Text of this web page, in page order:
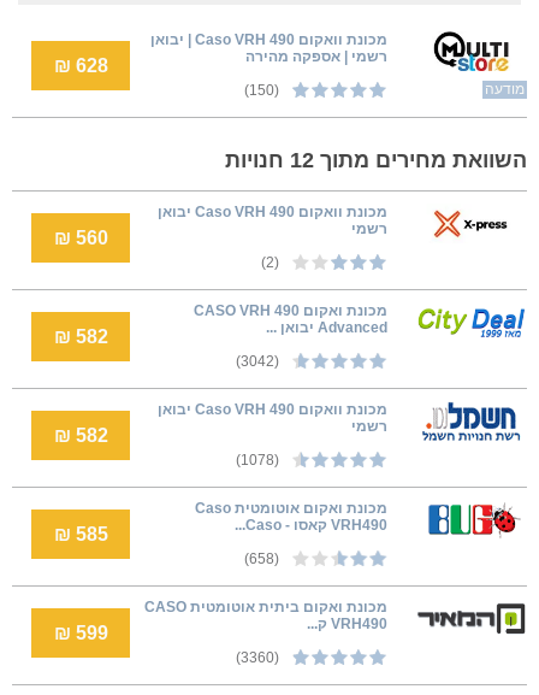
מודעה
‏מכונת וואקום Caso VRH 490 | יבואן
רשמי | אספקה מהירה
(150)
628 ₪
השוואת מחירים מתוך 12 חנויות
‏מכונת וואקום Caso VRH 490 יבואן
רשמי
(2)
560 ₪
מכונת ואקום CASO VRH 490
Advanced יבואן ...
(3042)
582 ₪
‏מכונת וואקום Caso VRH 490 יבואן
רשמי
(1078)
582 ₪
מכונת ואקום אוטומטית Caso
VRH490 קאסו - Caso...
(658)
585 ₪
מכונת ואקום ביתית אוטומטית CASO
VRH490 ק...
(3360)
599 ₪